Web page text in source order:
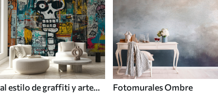
al estilo de graffiti y arte
Fotomurales Ombre